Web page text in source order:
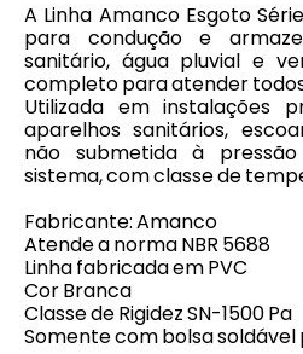
A Linha Amanco Esgoto
para condução e
sanitário, água pluvial e
completo para atender
Utilizada em instalações
aparelhos sanitários,
não submetida à
sistema, com classe de
Fabricante: Amanco
Atende a norma NBR 5688
Linha fabricada em PVC
Cor Branca
Classe de Rigidez SN-1500 Pa
Somente com bolsa soldável